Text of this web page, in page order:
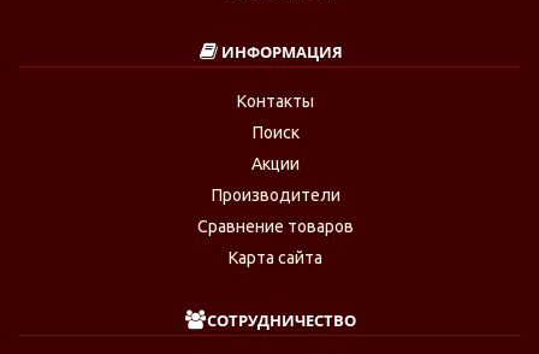
ИНФОРМАЦИЯ
Контакты
Поиск
Акции
Производители
Сравнение товаров
Карта сайта
СОТРУДНИЧЕСТВО